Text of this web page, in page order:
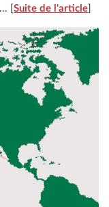
[ Suite de l'article